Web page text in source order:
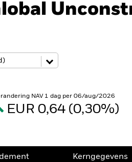
NAV 1 dag per 06/aug/2026
EUR 0,64 (0,30%)
Kerngegevens